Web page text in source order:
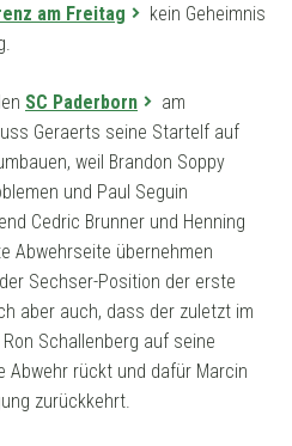
am Freitag
kein Geheimnis
SC Paderborn
am
Geraerts seine Startelf auf
weil Brandon Soppy
und Paul Seguin
Cedric Brunner und Henning
Abwehrseite übernehmen
Sechser-Position der erste
aber auch, dass der zuletzt im
Schallenberg auf seine
Abwehr rückt und dafür Marcin
zurückkehrt.